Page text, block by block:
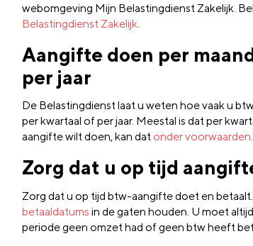
webomgeving Mijn Belastingdienst Zakelijk.
Belastingdienst Zakelijk
Aangifte doen per
per jaar
De Belastingdienst laat u weten hoe vaak u
per kwartaal of per jaar. Meestal is dat per
aangifte wilt doen, kan dat onder voorwaarden.
Zorg dat u op tijd
Zorg dat u op tijd btw-aangifte doet en
betaaldatums in de gaten houden. U moet
periode geen omzet had of geen btw heeft